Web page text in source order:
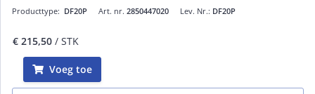
Art. nr. 2850447020
Producttype: DF20P Lev. Nr.: DF20P
€ 215,50 / STK
Voeg toe